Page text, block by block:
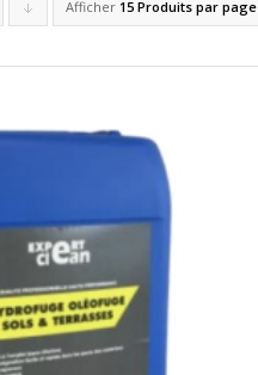
Cliquer
ordre
descendant
Afficher 15 Produits par page